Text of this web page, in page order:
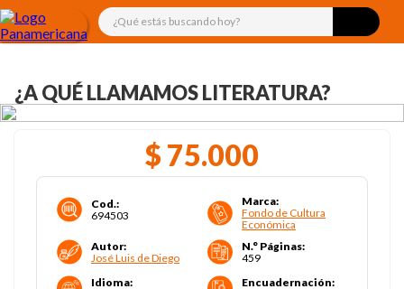
¿Qué estás buscando hoy?
¿A QUÉ LLAMAMOS LITERATURA?
$ 75.000
Cod.:
694503
Marca:
Fondo de Cultura
Económica
Autor:
José Luis de Diego
N.° Páginas:
459
Idioma:
Encuadernación: